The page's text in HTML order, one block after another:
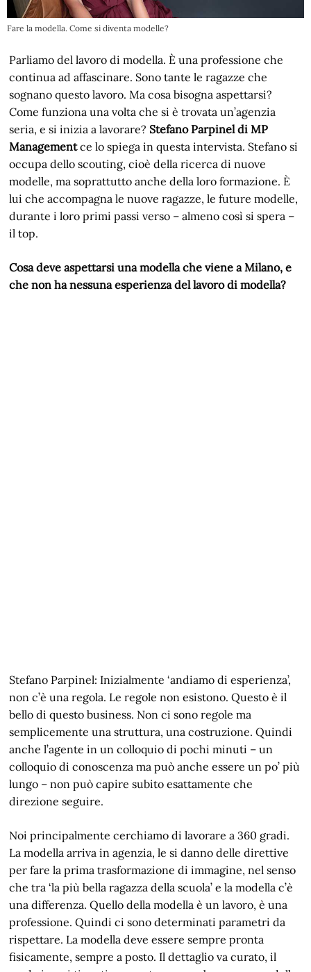
Fare la modella. Come si diventa modelle?
Parliamo del lavoro di modella. È una professione che
continua ad affascinare. Sono tante le ragazze che
sognano questo lavoro. Ma cosa bisogna aspettarsi?
Come funziona una volta che si è trovata un’agenzia
seria, e si inizia a lavorare? Stefano Parpinel di MP
Managementce lo spiega in questa intervista. Stefano si
occupa dello scouting, cioè della ricerca di nuove
modelle, ma soprattutto anche della loro formazione. È
lui che accompagna le nuove ragazze, le future modelle,
durante i loro primi passi verso – almeno così si spera –
il top.
Cosa deve aspettarsi una modella che viene a Milano, e
che non ha nessuna esperienza del lavoro di modella?
Stefano Parpinel: Inizialmente ‘andiamo di esperienza’,
non c’è una regola. Le regole non esistono. Questo è il
bello di questo business. Non ci sono regole ma
semplicemente una struttura, una costruzione. Quindi
anche l’agente in un colloquio di pochi minuti – un
colloquio di conoscenza ma può anche essere un po’ più
lungo – non può capire subito esattamente che
direzione seguire.
Noi principalmente cerchiamo di lavorare a 360 gradi.
La modella arriva in agenzia, le si danno delle direttive
per fare la prima trasformazione di immagine, nel senso
che tra ‘la più bella ragazza della scuola’ e la modella c’è
una differenza. Quello della modella è un lavoro, è una
professione. Quindi ci sono determinati parametri da
rispettare. La modella deve essere sempre pronta
fisicamente, sempre a posto. Il dettaglio va curato, il